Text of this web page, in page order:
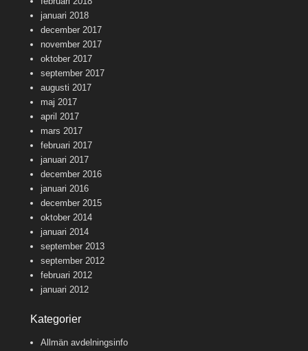
januari 2018
december 2017
november 2017
oktober 2017
september 2017
augusti 2017
maj 2017
april 2017
mars 2017
februari 2017
januari 2017
december 2016
januari 2016
december 2015
oktober 2014
januari 2014
september 2013
september 2012
februari 2012
januari 2012
Kategorier
Allmän avdelningsinfo